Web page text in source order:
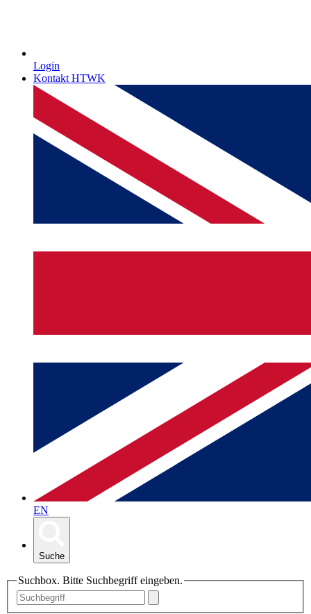
Login
Kontakt HTWK
EN
Suche
Suchbox. Bitte Suchbegriff eingeben.